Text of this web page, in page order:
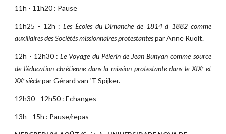
11h - 11h20 : Pause
11h25 - 12h :Les Écoles du Dimanche de 1814 à 1882 comme
auxiliaires des Sociétés missionnaires protestantespar Anne Ruolt.
12h - 12h30 :Le Voyage du Pèlerin de Jean Bunyan comme source
de l’éducation chrétienne dans la mission protestante dans le XIXeet
XXe sièclepar Gérard van ‘T Spijker.
12h30 - 12h50 : Echanges
13h - 15h : Pause/repas